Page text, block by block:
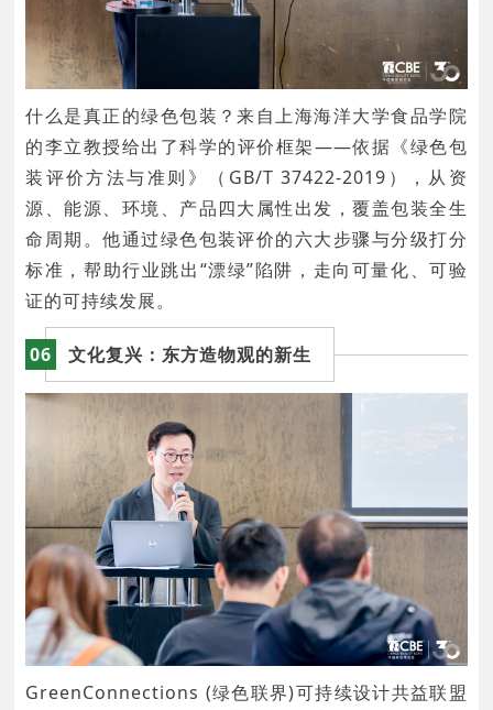
什么是真正的绿色包装？来自上海海洋大学食品学院
的李立教授给出了科学的评价框架——依据《绿色包
装评价方法与准则》（GB/T 37422-2019），从资
源、能源、环境、产品四大属性出发，覆盖包装全生
命周期。他通过绿色包装评价的六大步骤与分级打分
标准，帮助行业跳出“漂绿”陷阱，走向可量化、可验
证的可持续发展。
06 文化复兴：东方造物观的新生
GreenConnections (绿色联界)可持续设计共益联盟